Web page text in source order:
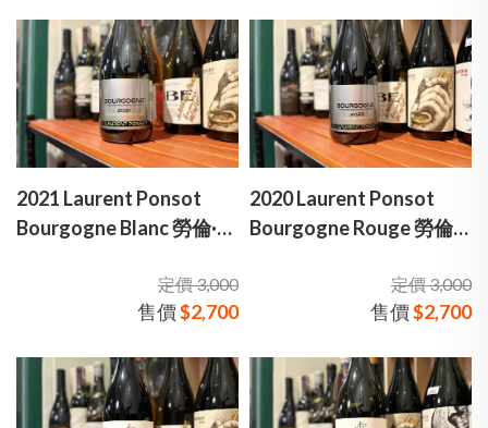
2021 Laurent Ponsot
Bourgogne Blanc 勞倫·彭
定價 3,000
售價$2,700
2020 Laurent Ponsot
Bourgogne Rouge 勞倫·
定價 3,000
售價$2,700